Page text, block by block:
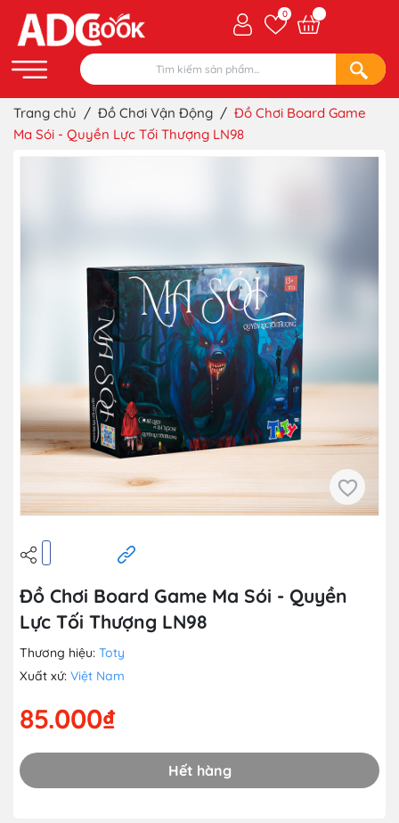
0
Trang chủ / Đồ Chơi Vận Động / Đồ Chơi Board Game
Ma Sói - Quyền Lực Tối Thượng LN98
Đồ Chơi Board Game Ma Sói - Quyền
Lực Tối Thượng LN98
Thương hiệu: Toty
Xuất xứ: Việt Nam
85.000₫
Hết hàng